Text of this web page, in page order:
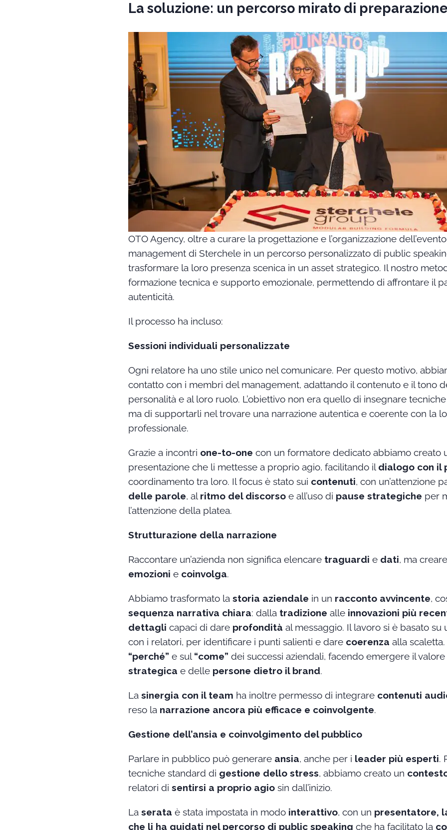
La soluzione: un percorso mirato di
OTO Agency, oltre a curare la progettazione e l’organizzazione
management di Sterchele in un percorso personalizzato di public
trasformare la loro presenza scenica in un asset strategico. Il nostro
formazione tecnica e supporto emozionale, permettendo di affrontare il
autenticità.
Il processo ha incluso:
Sessioni individuali personalizzate
Ogni relatore ha uno stile unico nel comunicare. Per questo motivo,
contatto con i membri del management, adattando il contenuto e il tono
personalità e al loro ruolo. L’obiettivo non era quello di insegnare
ma di supportarli nel trovare una narrazione autentica e coerente con la
professionale.
Grazie a incontri one-to-one con un formatore dedicato abbiamo creato
presentazione che li mettesse a proprio agio, facilitando il dialogo con il
coordinamento tra loro. Il focus è stato sui contenuti, con un’attenzione
delle parole, al ritmo del discorso e all’uso di pause strategiche per
l’attenzione della platea.
Strutturazione della narrazione
Raccontare un’azienda non significa elencare traguardi e dati, ma
emozioni e coinvolga.
Abbiamo trasformato lastoria aziendale in un racconto avvincente,
sequenza narrativa chiara: dalla tradizione alle innovazioni più
dettagli capaci di dare profondità al messaggio. Il lavoro si è basato su
con i relatori, per identificare i punti salienti e dare coerenza alla
“perché” e sul “come” dei successi aziendali, facendo emergere il
strategica e delle persone dietro il brand.
Lasinergia con il team ha inoltre permesso di integrare contenuti
reso la narrazione ancora più efficace e coinvolgente.
Gestione dell’ansia e coinvolgimento del pubblico
Parlare in pubblico può generare ansia, anche per i leader più esperti.
tecniche standard di gestione dello stress, abbiamo creato un
relatori disentirsi a proprio agio sin dall’inizio.
Laserata è stata impostata in modo interattivo, con un presentatore,
che li ha guidati nel percorso di public speaking che ha facilitato la